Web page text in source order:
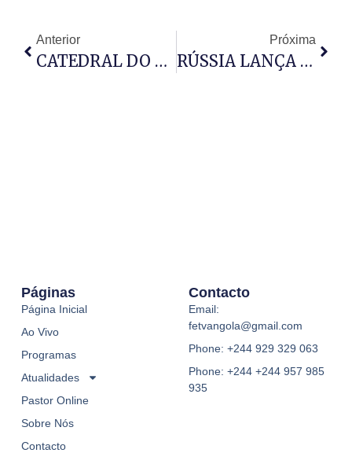
Anterior
CATEDRAL DO LOBITO ACOLHE GRANDE CONCENTRAÇÃO
Próxima
RÚSSIA LANÇA ATAQUE EM GRANDE ESCALA À UCRÂNIA
Páginas
Página Inicial
Ao Vivo
Programas
Atualidades
Pastor Online
Sobre Nós
Contacto
Contacto
Email:
fetvangola@gmail.com
Phone: +244 929 329 063
Phone: +244 +244 957 985
935